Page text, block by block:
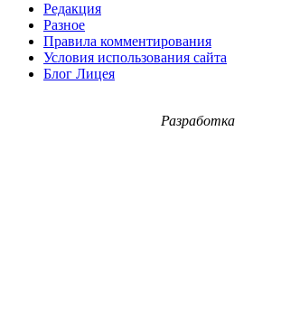
Редакция
Разное
Правила комментирования
Условия использования сайта
Блог Лицея
Разработка